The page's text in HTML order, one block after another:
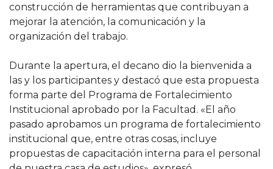
construcción de herramientas que contribuyan a
mejorar la atención, la comunicación y la
organización del trabajo.
Durante la apertura, el decano dio la bienvenida a
las y los participantes y destacó que esta propuesta
forma parte del Programa de Fortalecimiento
Institucional aprobado por la Facultad. «El año
pasado aprobamos un programa de fortalecimiento
institucional que, entre otras cosas, incluye
propuestas de capacitación interna para el personal